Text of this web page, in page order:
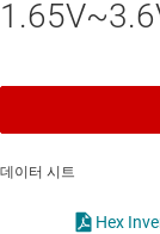
데이터 시트
Hex